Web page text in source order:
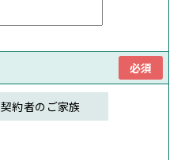
必須
契約者のご家族